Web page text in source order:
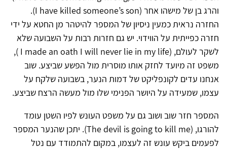
והרג בן של מישהו אחר (I have killed someone’s son).
החזרה נראית כמעין ניסיון של המספר להיטהר מן החטא על ידי
חזרה כפייתית על הווידוי. יש גם חזרות רבות על השבועה שלא
לשקר לעולם, (I made an oath I will never lie in my life ),
משפט זה מיועד לחזק אותו מוסרית מול הפשע שביצע. שוב
אנחנו עדים לקונפליקט של דמות הנער, בשבועה שלקח על
עצמו, שמעידה על היושר הפנימי שלו מול מעשה הרצח שביצע.
המספר חזר שוב ושוב גם על משפט העונש לפיו השטן עומד
להורגו, (The devil is going to kill me). יתכן שהנער המספר
לפעמים ביקש עונש זה לעצמו, במקום להתמודד עם נטל